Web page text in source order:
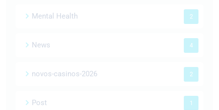
Mental Health 2
News 4
novos-casinos-2026 2
Post 1